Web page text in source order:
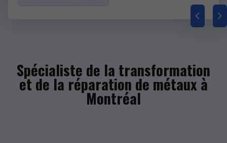
Spécialiste de la transformation
et de la réparation de métaux à
Montréal